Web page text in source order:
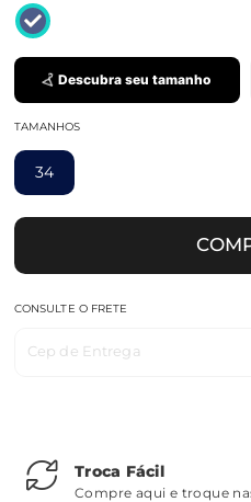
Descubra seu tamanho
TAMANHOS
34
CONSULTE O FRETE
Cep de Entrega
Troca Fácil
Compre aqui e troque